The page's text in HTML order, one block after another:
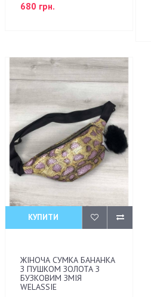
680 грн.
КУПИТИ
ЖІНОЧА СУМКА БАНАНКА
З ПУШКОМ ЗОЛОТА З
БУЗКОВИМ ЗМІЯ
WELASSIE